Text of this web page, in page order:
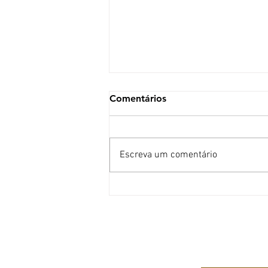
Comentários
Escreva um comentário